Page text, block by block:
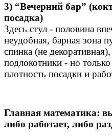
3) “Вечерний бар”
посадка)
Здесь стул - половина
неудобная, барная зона
спинка (не
подлокотники - но
плотность посадки и
Главная математика:
либо работает, либо